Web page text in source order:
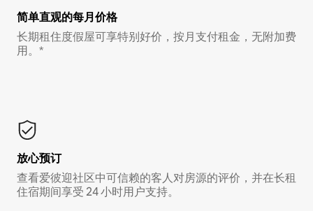
简单直观的每月价格
长期租住度假屋可享特别好价，按月支付租金，无附加费
用。*
放心预订
查看爱彼迎社区中可信赖的客人对房源的评价，并在长租
住宿期间享受 24 小时用户支持。